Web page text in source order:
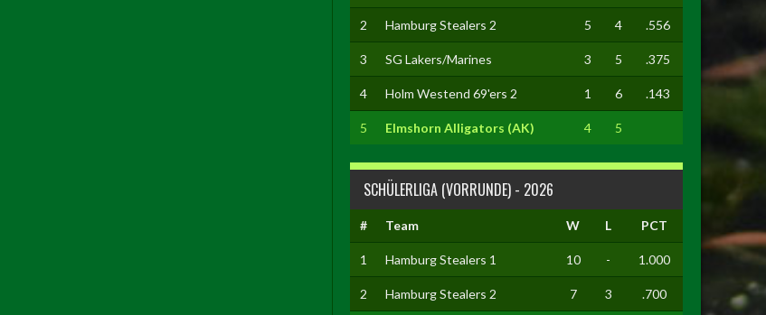
2 Hamburg Stealers 2 5 4 .556
3 SG Lakers/Marines 3 5 .375
4 Holm Westend 69'ers 2 1 6 .143
5 Elmshorn Alligators (AK) 4 5
SCHÜLERLIGA (VORRUNDE) - 2026
# Team W L PCT
1 Hamburg Stealers 1 10 - 1.000
2 Hamburg Stealers 2 7 3 .700